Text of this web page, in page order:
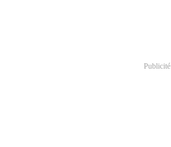
Publicité